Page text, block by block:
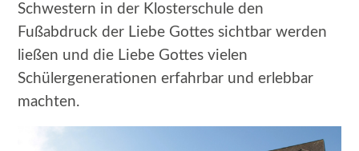
Schwestern in der Klosterschule den
Fußabdruck der Liebe Gottes sichtbar werden
ließen und die Liebe Gottes vielen
Schülergenerationen erfahrbar und erlebbar
machten.